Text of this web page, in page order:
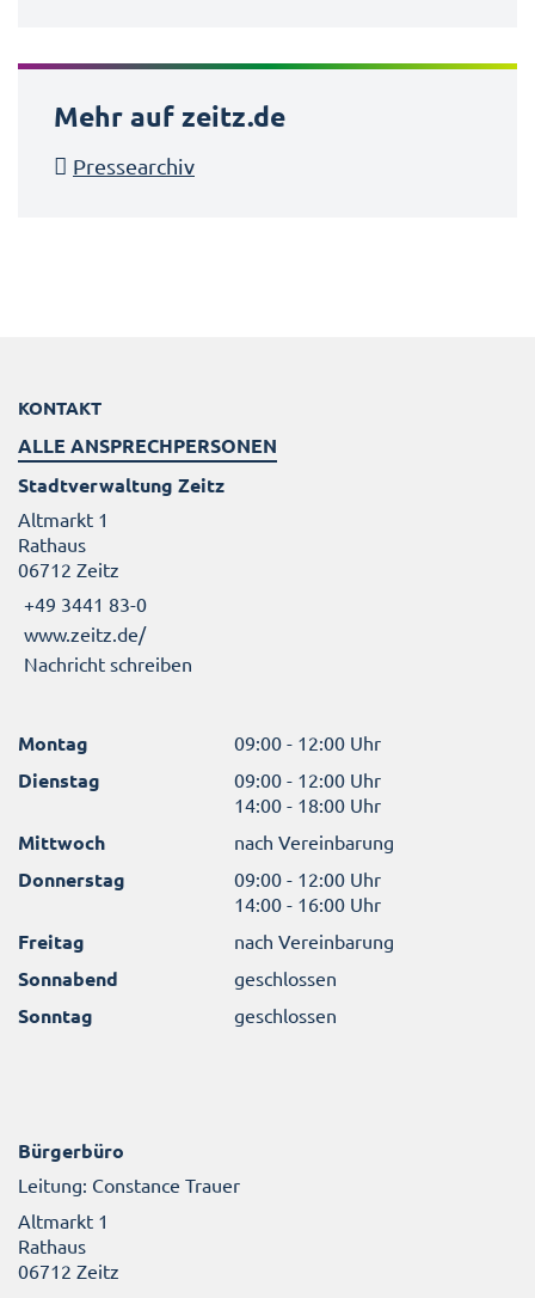
Mehr auf zeitz.de
Pressearchiv
KONTAKT
ALLE ANSPRECHPERSONEN
Stadtverwaltung Zeitz
Altmarkt 1
Rathaus
06712 Zeitz
+49 3441 83-0
www.zeitz.de/
Nachricht schreiben
Montag 09:00 - 12:00 Uhr
Dienstag
09:00 - 12:00 Uhr
14:00 - 18:00 Uhr
Mittwoch nach Vereinbarung
Donnerstag
09:00 - 12:00 Uhr
14:00 - 16:00 Uhr
Freitag nach Vereinbarung
Sonnabend geschlossen
Sonntag geschlossen
Bürgerbüro
Leitung: Constance Trauer
Altmarkt 1
Rathaus
06712 Zeitz